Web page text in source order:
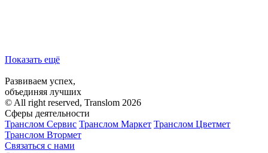
Показать ещё
Развиваем успех,
объединяя лучших
© All right reserved, Translom 2026
Сферы деятельности
Транслом Сервис Транслом Маркет Транслом Цветмет
Транслом Втормет
Связаться с нами